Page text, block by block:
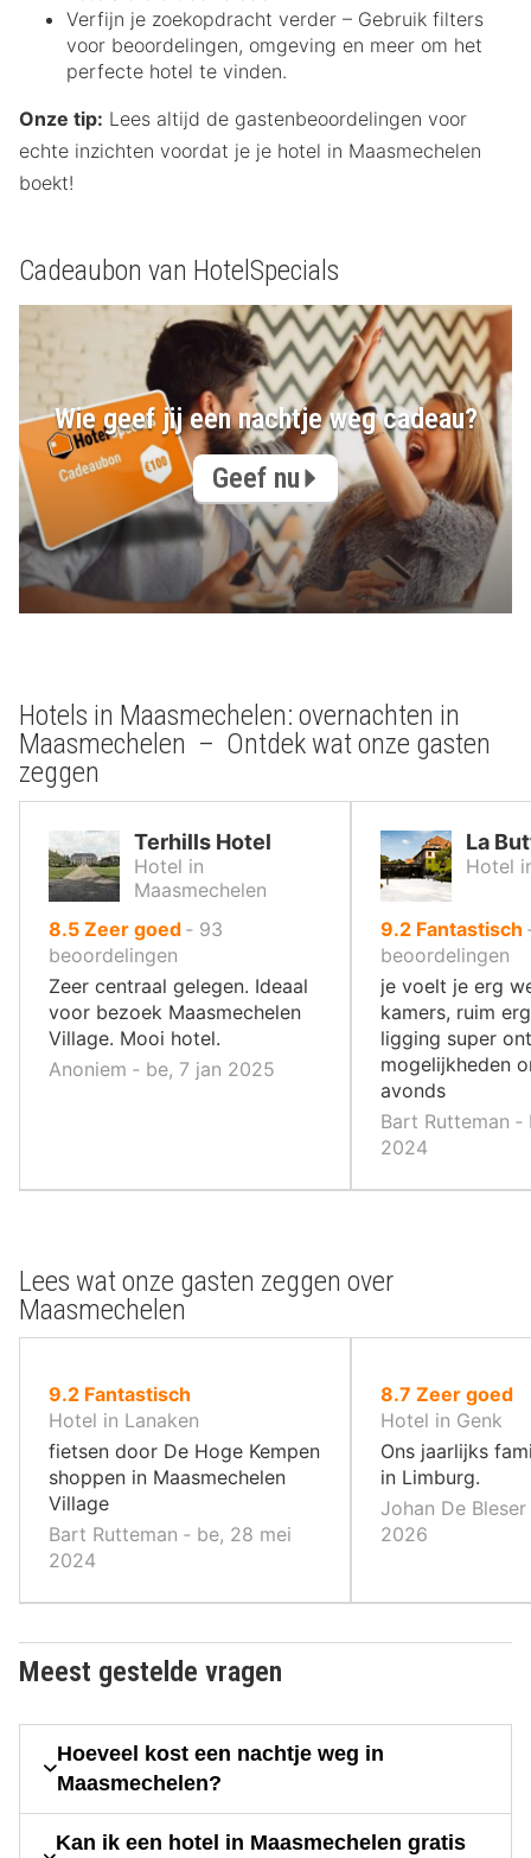
Verfijn je zoekopdracht verder – Gebruik filters
voor beoordelingen, omgeving en meer om het
perfecte hotel te vinden.
Onze tip: Lees altijd de gastenbeoordelingen voor
echte inzichten voordat je je hotel in Maasmechelen
boekt!
Cadeaubon van HotelSpecials
Wie geef jij een nachtje weg cadeau?
Geef nu
Hotels in Maasmechelen: overnachten in
Maasmechelen – Ontdek wat onze gasten
zeggen
Terhills Hotel
Hotel in
Maasmechelen
8.5uit
10
,
Zeer goed ‐ 93
beoordelingen
Zeer centraal gelegen. Ideaal
voor bezoek Maasmechelen
Village. Mooi hotel.
Anoniem ‐ be, 7 jan 2025
La
Hotel
9.2 uit
10
,
Fantastisch
beoordelingen
je voelt je erg
kamers, ruim
ligging super
mogelijkheden
avonds
Bart Rutteman
2024
Lees wat onze gasten zeggen over
Maasmechelen
9.2 uit
10
,
Fantastisch
Hotel in Lanaken
fietsen door De Hoge Kempen
shoppen in Maasmechelen
Village
Bart Rutteman ‐ be, 28 mei
2024
8.7 uit
10
,
Zeer goed
Hotel in Genk
Ons jaarlijks
in Limburg.
Johan De Bleser
2026
Meest gestelde vragen
Hoeveel kost een nachtje weg in
Maasmechelen?
Kan ik een hotel in Maasmechelen gratis